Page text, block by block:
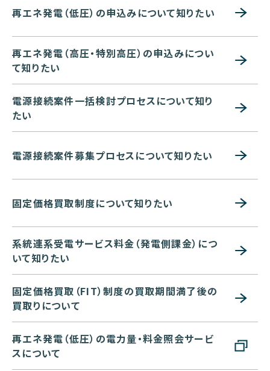
再エネ発電（低圧）の申込みについて知りたい
再エネ発電（高圧・特別高圧）の申込みについ
て知りたい
電源接続案件一括検討プロセスについて知り
たい
電源接続案件募集プロセスについて知りたい
固定価格買取制度について知りたい
系統連系受電サービス料金（発電側課金）につ
いて知りたい
固定価格買取（FIT）制度の買取期間満了後の
買取りについて
再エネ発電（低圧）の電力量・料金照会サービ
スについて